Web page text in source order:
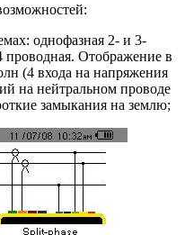
однофазная 2- и 3-
проводная. Отображение в
(4 входа на напряжения
на нейтральном проводе
замыкания на землю;